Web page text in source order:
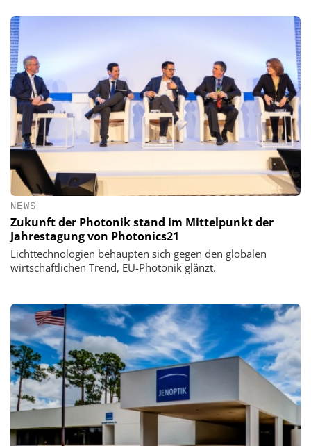
NEWS
Zukunft der Photonik stand im Mittelpunkt der
Jahrestagung von Photonics21
Lichttechnologien behaupten sich gegen den globalen
wirtschaftlichen Trend, EU-Photonik glänzt.